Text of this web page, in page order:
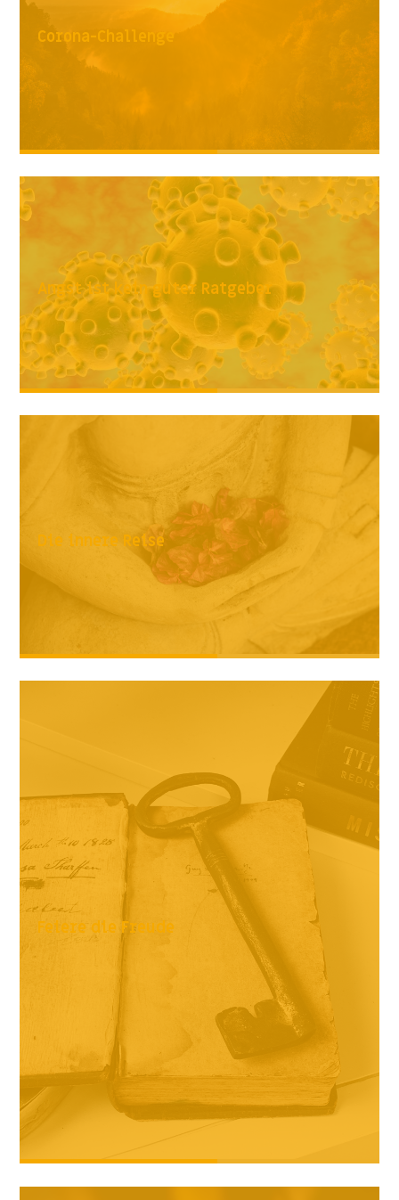
Corona-Challenge
Angst ist kein guter Ratgeber
Die innere Reise
Feiere die Freude